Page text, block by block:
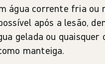
água corrente fria ou
após a lesão,
gelada ou quaisquer
manteiga.